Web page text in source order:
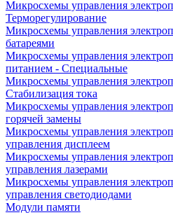
Микросхемы управления
Терморегулирование
Микросхемы управления
батареями
Микросхемы управления
питанием - Специальные
Микросхемы управления
Стабилизация тока
Микросхемы управления
горячей замены
Микросхемы управления
управления дисплеем
Микросхемы управления
управления лазерами
Микросхемы управления
управления светодиодами
Модули памяти